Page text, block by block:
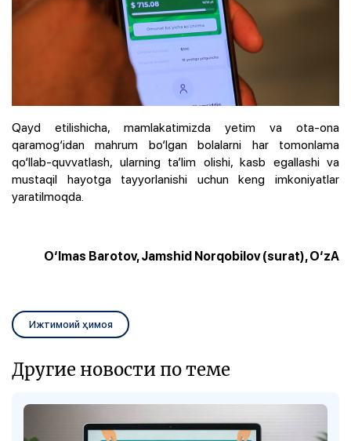
Qayd etilishicha, mamlakatimizda yetim va ota-ona
qaramog‘idan mahrum bo‘lgan bolalarni har tomonlama
qo‘llab-quvvatlash, ularning ta’lim olishi, kasb egallashi va
mustaqil hayotga tayyorlanishi uchun keng imkoniyatlar
yaratilmoqda.
O‘lmas Barotov, Jamshid Norqobilov (surat), O‘zA
Ижтимоий ҳимоя
Другие новости по теме